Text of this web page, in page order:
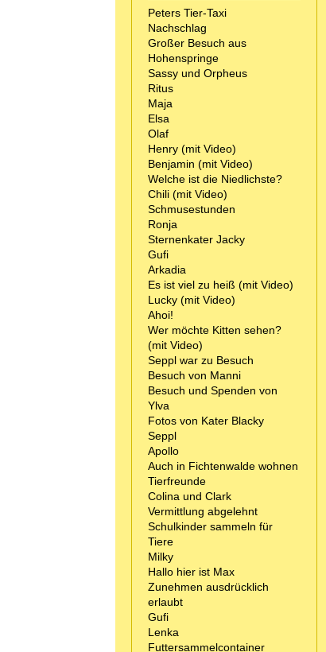
Peters Tier-Taxi
Nachschlag
Großer Besuch aus
Hohenspringe
Sassy und Orpheus
Ritus
Maja
Elsa
Olaf
Henry (mit Video)
Benjamin (mit Video)
Welche ist die Niedlichste?
Chili (mit Video)
Schmusestunden
Ronja
Sternenkater Jacky
Gufi
Arkadia
Es ist viel zu heiß (mit Video)
Lucky (mit Video)
Ahoi!
Wer möchte Kitten sehen?
(mit Video)
Seppl war zu Besuch
Besuch von Manni
Besuch und Spenden von
Ylva
Fotos von Kater Blacky
Seppl
Apollo
Auch in Fichtenwalde wohnen
Tierfreunde
Colina und Clark
Vermittlung abgelehnt
Schulkinder sammeln für
Tiere
Milky
Hallo hier ist Max
Zunehmen ausdrücklich
erlaubt
Gufi
Lenka
Futtersammelcontainer